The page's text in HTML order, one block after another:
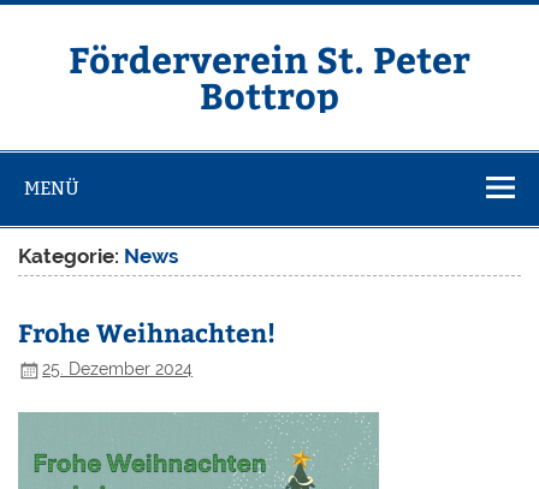
Zum
springenFörderverein St. Peter
Bottrop
Bottrop-Batenbrock e.V.
MENÜ
Kategorie: News
Frohe Weihnachten!
25. Dezember 2024